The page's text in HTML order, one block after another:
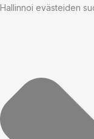
Hallinnoi evästeiden